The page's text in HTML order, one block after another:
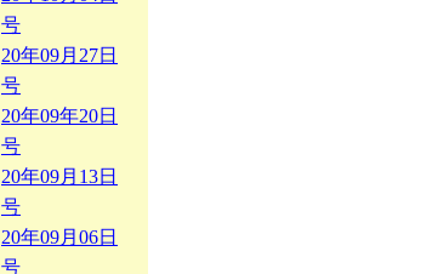
号
20年09月27日
号
20年09年20日
号
20年09月13日
号
20年09月06日
号